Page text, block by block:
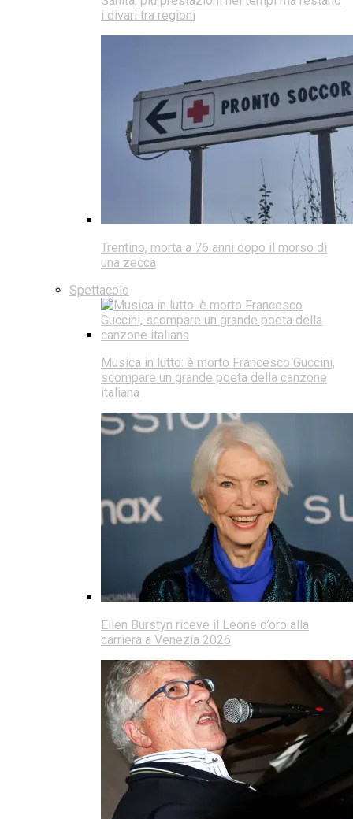
i divari tra regioni
Trentino, morta a 76 anni dopo il morso di
una zecca
Spettacolo
Musica in lutto: è morto Francesco Guccini,
scompare un grande poeta della canzone
italiana
Ellen Burstyn riceve il Leone d’oro alla
carriera a Venezia 2026